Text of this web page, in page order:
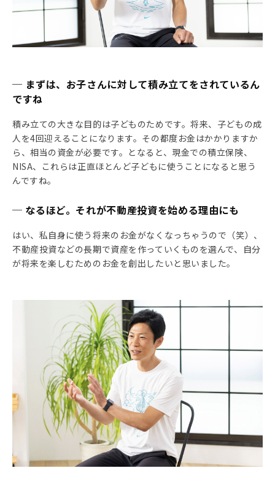
─ まずは、お子さんに対して積み立てをされているん
ですね
積み立ての大きな目的は子どものためです。将来、子どもの成
人を4回迎えることになります。その都度お金はかかりますか
ら、相当の資金が必要です。となると、現金での積立保険、
NISA、これらは正直ほとんど子どもに使うことになると思う
んですね。
─ なるほど。それが不動産投資を始める理由にも
はい、私自身に使う将来のお金がなくなっちゃうので（笑）、
不動産投資などの長期で資産を作っていくものを選んで、自分
が将来を楽しむためのお金を創出したいと思いました。